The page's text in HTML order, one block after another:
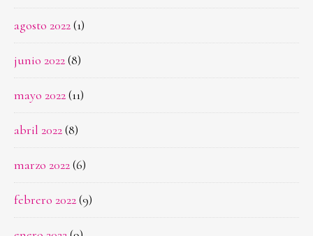
agosto 2022(1)
junio 2022(8)
mayo 2022(11)
abril 2022(8)
marzo 2022(6)
febrero 2022(9)